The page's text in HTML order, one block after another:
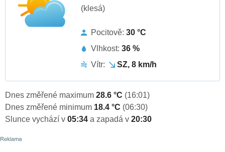
(klesá)
Pocitově: 30 °C
Vlhkost: 36 %
Vítr:
SZ, 8 km/h
Dnes změřené maximum 28.6 °C (16:01)
Dnes změřené minimum 18.4 °C (06:30)
Slunce vychází v 05:34 a zapadá v 20:30